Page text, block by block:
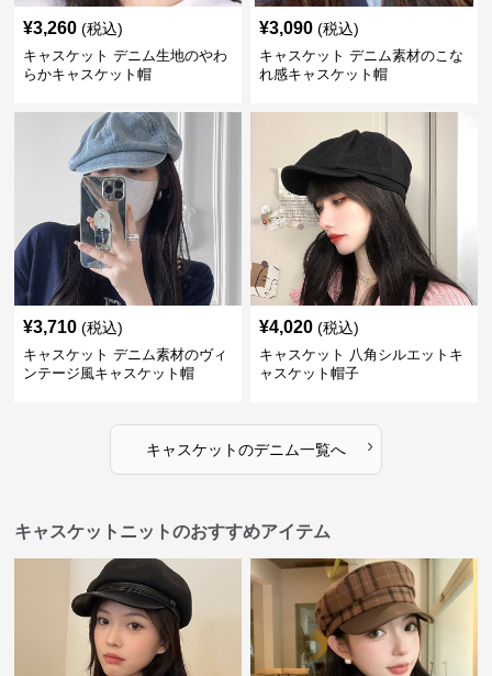
¥3,260 (税込)
キャスケット デニム生地のやわ
らかキャスケット帽
¥3,090 (税込)
キャスケット デニム素材のこな
れ感キャスケット帽
¥3,710 (税込)
キャスケット デニム素材のヴィ
ンテージ風キャスケット帽
¥4,020 (税込)
キャスケット 八角シルエットキ
ャスケット帽子
キャスケットのデニム一覧へ ›
キャスケットニットのおすすめアイテム